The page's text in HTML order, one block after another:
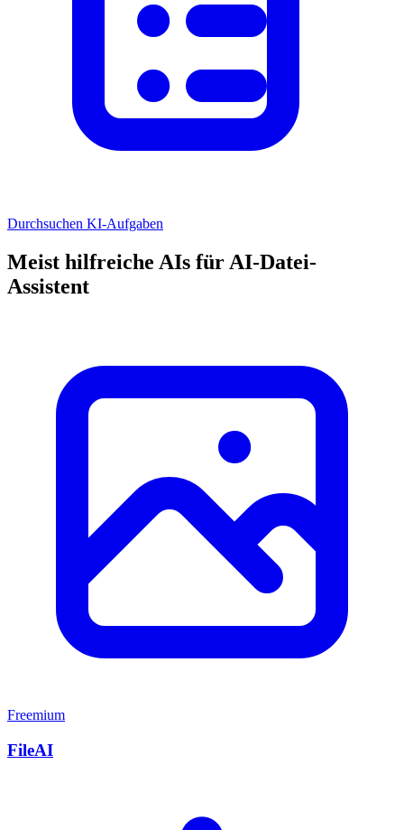
Durchsuchen KI-Aufgaben
Meist hilfreiche AIs für AI-Datei-
Assistent
Freemium
FileAI